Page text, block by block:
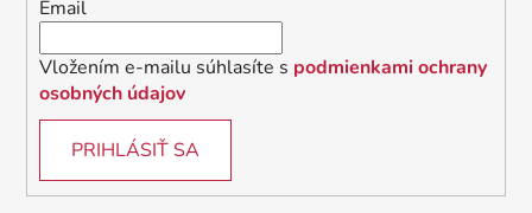
Email
Vložením e-mailu súhlasíte s podmienkami ochrany
osobných údajov
PRIHLÁSIŤ SA